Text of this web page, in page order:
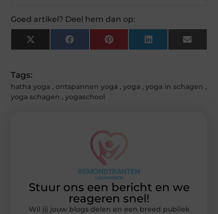
Goed artikel? Deel hem dan op:
X
(Twitter)
FacebookPinterestLinkedInEmail
Tags:
hatha yoga , ontspannen yoga ,yoga ,yoga in schagen ,
yoga schagen ,yogaschool
Stuur ons een bericht en we
reageren snel!
Wil jij jouw blogs delen en een breed publiek